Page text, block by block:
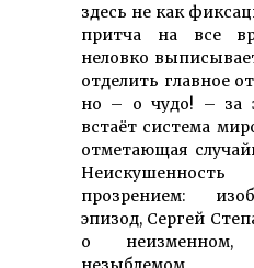
здесь не как
притча на все
неловко
отделить главное
но – о чудо! – за
встаёт система
отметающая
прозрением:
эпизод, Сергей
о